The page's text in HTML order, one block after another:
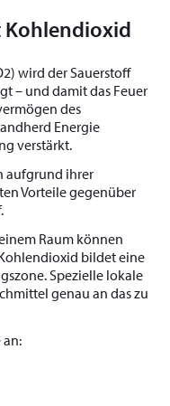
wird der Sauerstoff
– und damit das Feuer
des
Energie
verstärkt.
aufgrund ihrer
Vorteile gegenüber
Raum können
bildet eine
Spezielle lokale
genau an das zu